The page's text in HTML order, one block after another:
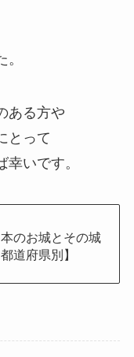
ある方や
とって
いです。
のお城とその城
道府県別】